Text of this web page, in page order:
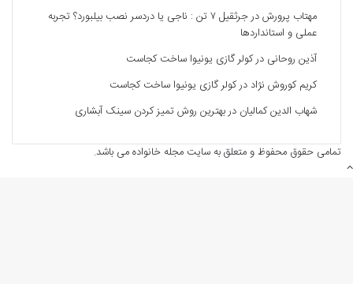
مهتاب پرورشدر
جرثقیل ۷ تن : ناجی یا دردسر نصب بیلبورد؟ تجربه
عملی و استانداردها
آذین روحانی درکولر گازی یونیوا ساخت کجاست
کریم کوروش نژاد درکولر گازی یونیوا ساخت کجاست
شهاب الدین کمالیان دربهترین روش تمیز کردن سینک آبشاری
تمامی حقوق محفوظ و متعلق به سایت مجله خانواده می باشد.